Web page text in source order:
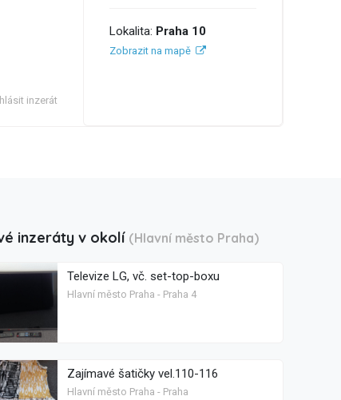
inzerát
Lokalita: Praha 10
Zobrazit na mapě
inzeráty v okolí (Hlavní město Praha)
Televize LG, vč. set-top-boxu
Hlavní město Praha - Praha 4
Zajímavé šatičky vel.110-116
Hlavní město Praha - Praha